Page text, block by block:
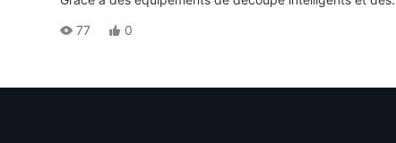
systèmes d'imbrication numériques, nous découpons avec
77 0